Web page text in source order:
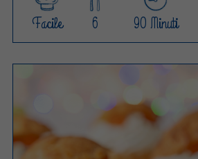
Facile 6 90 Minuti